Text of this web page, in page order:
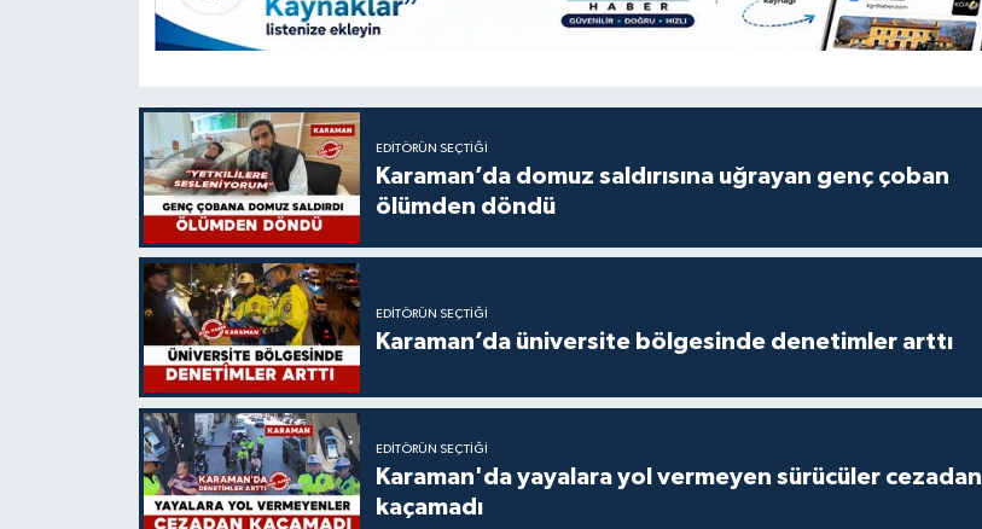
EDITÖRÜN SEÇTIĞI
Karaman’da domuz saldırısına uğrayan genç çoban
ölümden döndü
EDITÖRÜN SEÇTIĞI
Karaman’da üniversite bölgesinde denetimler arttı
EDITÖRÜN SEÇTIĞI
Karaman'da yayalara yol vermeyen sürücüler cezadan
kaçamadı